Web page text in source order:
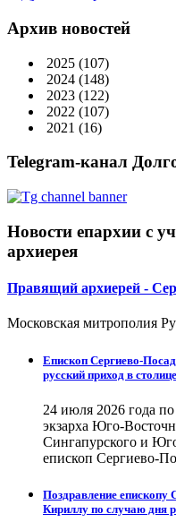
Архив новостей
2025 (107)
2024 (148)
2023 (122)
2022 (107)
2021 (16)
Telegram-канал
Новости епархии с
архиерея
Правящий архиерей -
Московская митрополия
Епископ Сергиево-
русский приход в
24 июля 2026 года
экзарха Юго-
Сингапурского и
епископ Сергиево-
Поздравление
Кириллу по случаю дня